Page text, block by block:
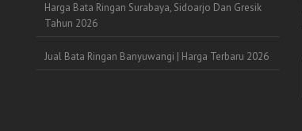
Harga Bata Ringan Surabaya, Sidoarjo Dan Gresik
Tahun 2026
Jual Bata Ringan Banyuwangi | Harga Terbaru 2026